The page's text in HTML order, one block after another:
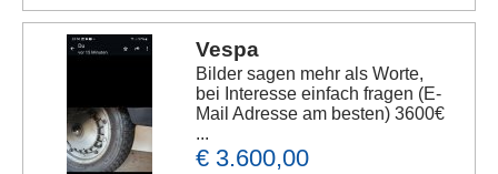
Vespa
Bilder sagen mehr als Worte,
bei Interesse einfach fragen (E-
Mail Adresse am besten) 3600€
...
€ 3.600,00